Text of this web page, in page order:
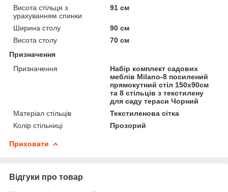
Висота стільця з
урахуванням спинки
91 см
Ширина столу
90 см
Висота столу
70 см
Призначення
Призначення
Набір комплект садових
меблів Milano-8 посилений
прямокутний стіл 150х90см
та 8 стільців з текстилену
для саду тераси Чорний
Матеріал стільців
Текстиленова сітка
Колір стільниці
Прозорий
Приховати
Відгуки про товар